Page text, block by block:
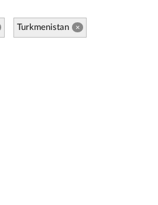
Turkmenistan ×